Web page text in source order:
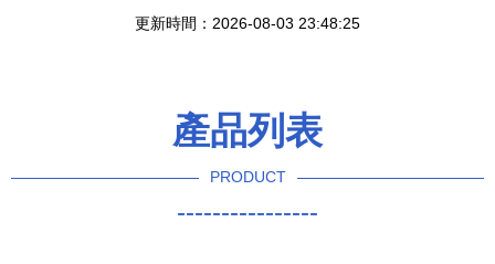
更新時間：2026-08-03 23:48:25
產品列表
PRODUCT
----------------